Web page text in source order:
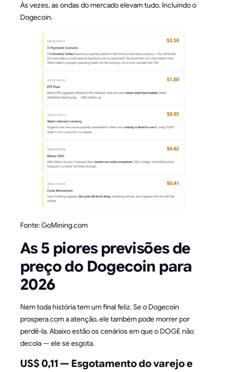
Às vezes, as ondas do mercado elevam tudo. Incluindo o
Dogecoin.
Fonte: GoMining.com
As 5 piores previsões de
preço do Dogecoin para
2026
Nem toda história tem um final feliz. Se o Dogecoin
prospera com a atenção, ele também pode morrer por
perdê-la. Abaixo estão os cenários em que o DOGE não
decola — ele se esgota.
US$ 0,11 — Esgotamento do varejo e